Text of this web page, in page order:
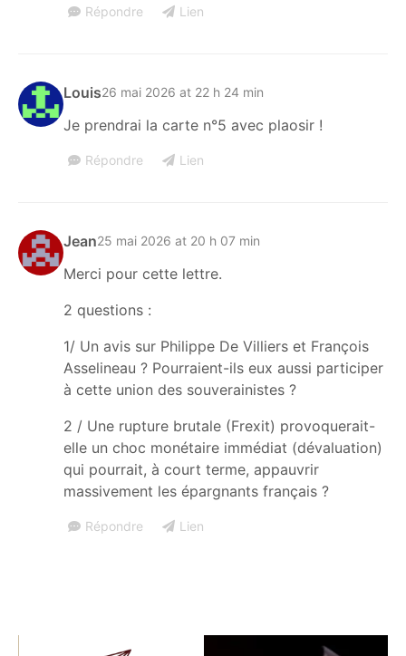
Répondre Lien
Louis26 mai 2026 at 22 h 24 min
Je prendrai la carte n°5 avec plaosir !
Répondre Lien
Jean25 mai 2026 at 20 h 07 min
Merci pour cette lettre.
2 questions :
1/ Un avis sur Philippe De Villiers et François
Asselineau ? Pourraient-ils eux aussi participer
à cette union des souverainistes ?
2 / Une rupture brutale (Frexit) provoquerait-
elle un choc monétaire immédiat (dévaluation)
qui pourrait, à court terme, appauvrir
massivement les épargnants français ?
Répondre Lien